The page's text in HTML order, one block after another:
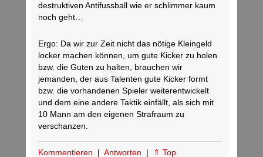
destruktiven Antifussball wie er schlimmer kaum
noch geht…
Ergo: Da wir zur Zeit nicht das nötige Kleingeld
locker machen können, um gute Kicker zu holen
bzw. die Guten zu halten, brauchen wir
jemanden, der aus Talenten gute Kicker formt
bzw. die vorhandenen Spieler weiterentwickelt
und dem eine andere Taktik einfällt, als sich mit
10 Mann am den eigenen Strafraum zu
verschanzen.
Kommentieren | Antworten | ⇑ Top